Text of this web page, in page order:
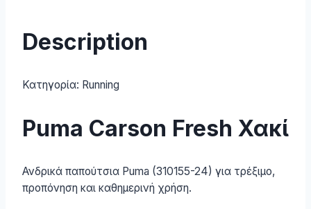
Description
Κατηγορία: Running
Puma Carson Fresh Χακί
Ανδρικά παπούτσια Puma (310155-24) για τρέξιμο,
προπόνηση και καθημερινή χρήση.